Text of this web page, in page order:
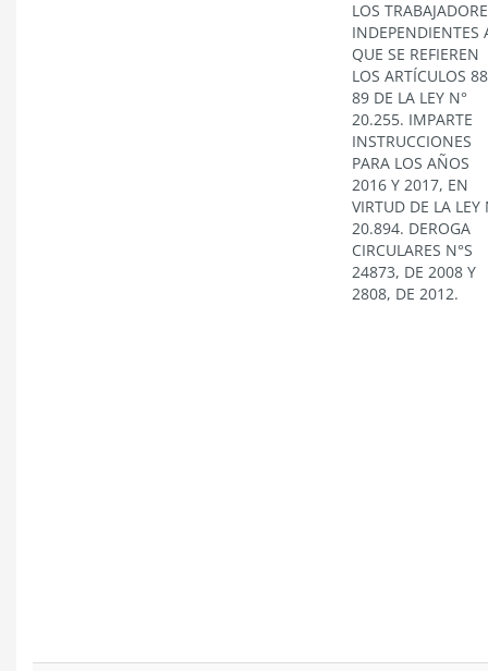
LOS
INDEPENDIENTES
QUE SE REFIEREN
LOS ARTÍCULOS
89 DE LA LEY N°
20.255. IMPARTE
INSTRUCCIONES
PARA LOS AÑOS
2016 Y 2017, EN
VIRTUD DE LA LEY
20.894. DEROGA
CIRCULARES N°S
24873, DE 2008 Y
2808, DE 2012.